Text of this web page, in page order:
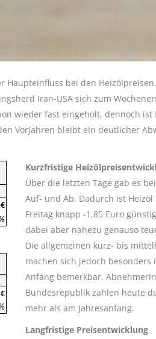
bei den
Iran-USA sich zum
wieder fast eingeholt, dennoch
Vorjahren bleibt ein deutlicher
Kurzfristige
Über die letzten Tage gab es
Auf- und Ab. Dadurch ist
Freitag knapp -1,85 Euro
dabei aber nahezu genauso
Die allgemeinen kurz- bis
machen sich jedoch besonders
Anfang bemerkbar.
Bundesrepublik zahlen heute
mehr als am Jahresanfang.
Langfristige Preisentwicklung